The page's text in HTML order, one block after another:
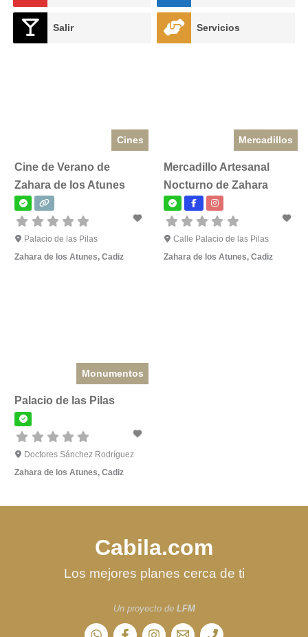
Salir Servicios
Cines
Cine de Verano de
Zahara de los Atunes
Palacio de las Pilas
Zahara de los Atunes, Cadiz
Mercadillos
Mercadillo Artesanal
Nocturno de Zahara
Calle Palacio de las Pilas
Zahara de los Atunes,Cadiz
Monumentos
Palacio de las Pilas
Doctores Sánchez Rodríguez
Zahara de los Atunes, Cadiz
Cabila.com
Los mejores planes cerca de ti
Un proyecto de LFM